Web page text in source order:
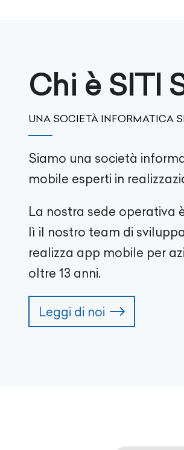
Chi è SITI
UNA SOCIETÀ INFORMATICA
Siamo una società
mobile esperti in
La nostra sede operativa
lì il nostro team di
realizza app mobile per
oltre 13 anni.
Leggi di noi